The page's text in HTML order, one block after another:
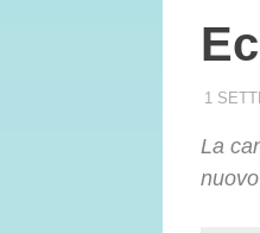
1
La